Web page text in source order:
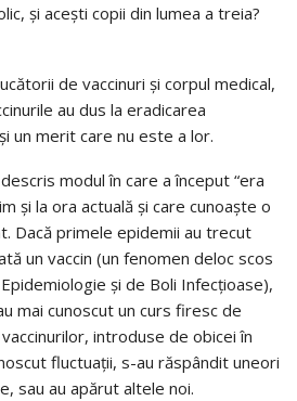
şi aceşti copii din lumea a treia?
de vaccinuri şi corpul medical,
au dus la eradicarea
un merit care nu este a lor.
modul în care a început “era
şi la ora actuală şi care cunoaşte o
Dacă primele epidemii au trecut
un vaccin (un fenomen deloc scos
şi de Boli Infecţioase),
mai cunoscut un curs firesc de
introduse de obicei în
fluctuaţii, s-au răspândit uneori
sau au apărut altele noi.